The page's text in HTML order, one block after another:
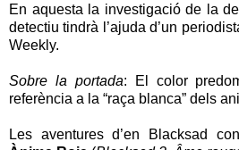
En aquesta la investigació de la
detectiu tindrà l’ajuda d’un
Weekly.
Sobre la portada: El color
referència a la “raça blanca” dels
Les aventures d’en Blacksad